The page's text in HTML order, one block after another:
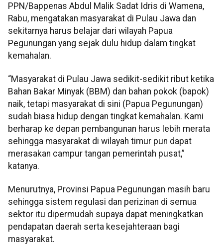
PPN/Bappenas Abdul Malik Sadat Idris di Wamena,
Rabu, mengatakan masyarakat di Pulau Jawa dan
sekitarnya harus belajar dari wilayah Papua
Pegunungan yang sejak dulu hidup dalam tingkat
kemahalan.
“Masyarakat di Pulau Jawa sedikit-sedikit ribut ketika
Bahan Bakar Minyak (BBM) dan bahan pokok (bapok)
naik, tetapi masyarakat di sini (Papua Pegunungan)
sudah biasa hidup dengan tingkat kemahalan. Kami
berharap ke depan pembangunan harus lebih merata
sehingga masyarakat di wilayah timur pun dapat
merasakan campur tangan pemerintah pusat,”
katanya.
Menurutnya, Provinsi Papua Pegunungan masih baru
sehingga sistem regulasi dan perizinan di semua
sektor itu dipermudah supaya dapat meningkatkan
pendapatan daerah serta kesejahteraan bagi
masyarakat.